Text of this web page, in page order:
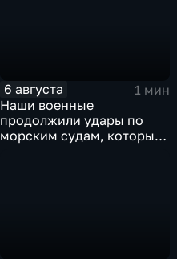
6 августа
1 мин
Наши военные
продолжили удары по
морским судам, которые